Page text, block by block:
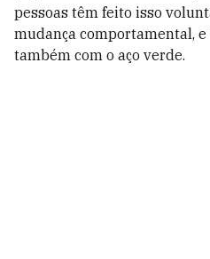
pessoas têm feito isso
mudança comportamental,
também com o aço verde.